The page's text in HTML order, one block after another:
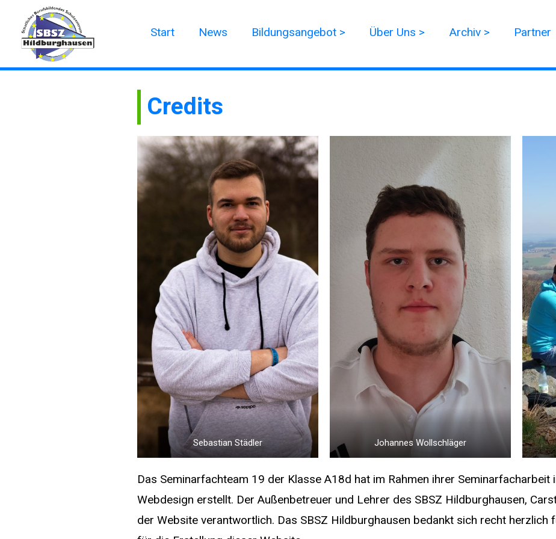
Start News Bildungsangebot > Über Uns > Archiv > Partner
Credits
Sebastian Städler Johannes Wollschläger
Das Seminarfachteam 19 der Klasse A18d hat im Rahmen ihrer
Webdesign erstellt. Der Außenbetreuer und Lehrer des SBSZ Hildburghausen,
der Website verantwortlich. Das SBSZ Hildburghausen bedankt sich recht herzlich